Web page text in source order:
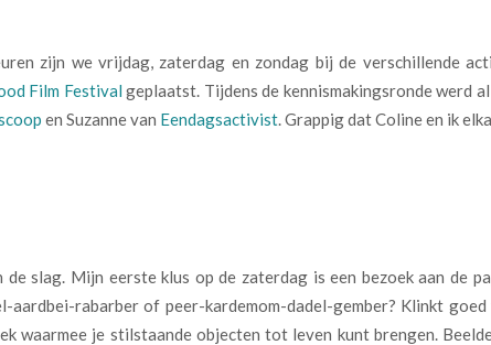
zijn we vrijdag, zaterdag en zondag bij de verschillende
Film Festival geplaatst. Tijdens de kennismakingsronde werd
en Suzanne van Eendagsactivist. Grappig dat Coline en ik
slag. Mijn eerste klus op de zaterdag is een bezoek aan de
aardbei-rabarber of peer-kardemom-dadel-gember? Klinkt
waarmee je stilstaande objecten tot leven kunt brengen.